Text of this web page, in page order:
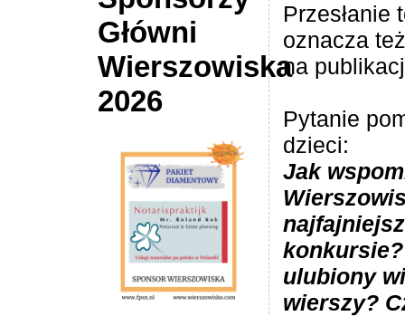
Główni
Wierszowiska
2026
Przesłanie
oznacza
na
Pytanie
dzieci:
Jak
ulubiony
wierszy?